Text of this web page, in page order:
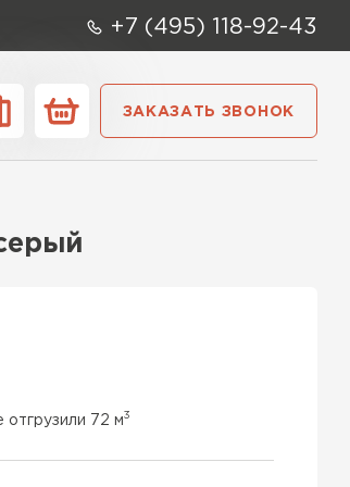
+7 (495) 118-92-43
ЗАКАЗАТЬ ЗВОНОК
72 м3